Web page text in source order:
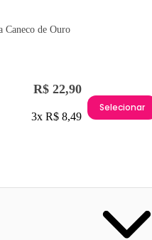
Caneco de Ouro
R$ 22,90
3x R$ 8,49
Selecionar